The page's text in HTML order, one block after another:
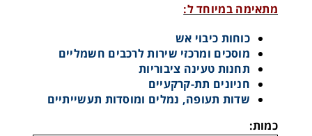
מתאימה במיוחד ל:
כוחות כיבוי אש
מוסכים ומרכזי שירות לרכבים חשמליים
תחנות טעינה ציבוריות
חניונים תת-קרקעיים
שדות תעופה, נמלים ומוסדות תעשייתיים
כמות:
תיק בטיחות לסוללת אופניים חשמליים - VLITEX